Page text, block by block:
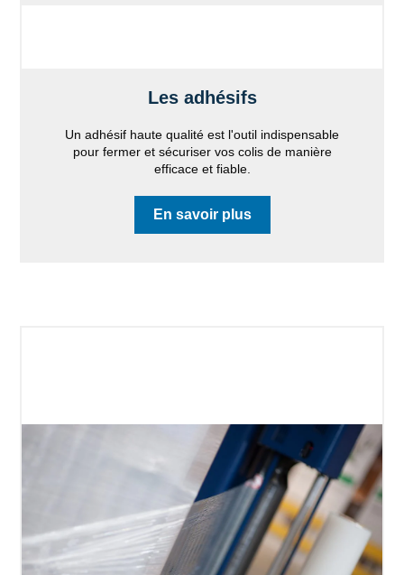
Les adhésifs
Un adhésif haute qualité est l'outil indispensable
pour fermer et sécuriser vos colis de manière
efficace et fiable.
En savoir plus